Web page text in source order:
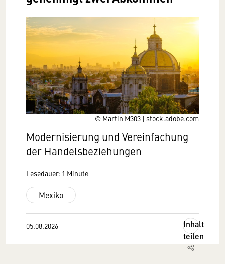
© Martin M303 | stock.adobe.com
Modernisierung und Vereinfachung
der Handelsbeziehungen
Lesedauer: 1 Minute
Mexiko
05.08.2026
Inhalt
teilen